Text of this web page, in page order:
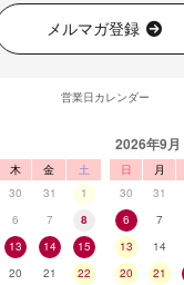
メルマガ登録
営業日カレンダー
木 金
土
30 31
1
6 7
8
13 14
15
20 21
22
2026年9月
日 月
30
31
6
7
13
14
20
21